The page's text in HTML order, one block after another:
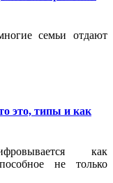
семьи отдают
это, типы и как
как
не только